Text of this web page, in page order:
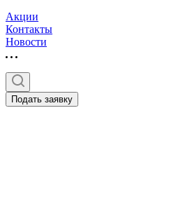
Акции
Контакты
Новости
Подать заявку